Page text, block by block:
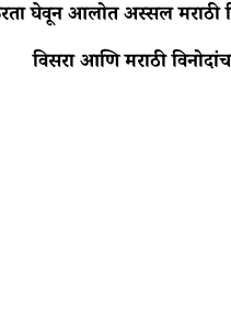
घेवून आलोत अस्सल मराठी
विसरा आणि मराठी